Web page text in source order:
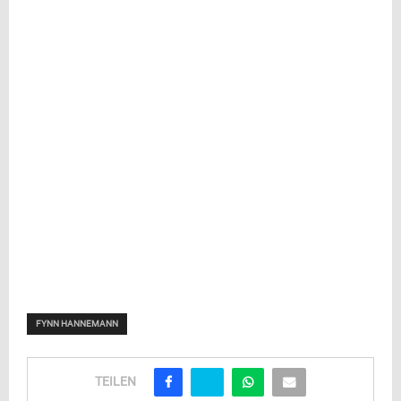
FYNN HANNEMANN
TEILEN